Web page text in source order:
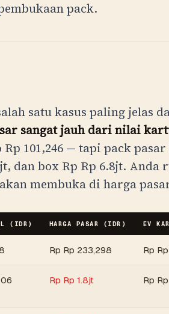
pack.
satu kasus paling jelas
sangat jauh dari nilai
Rp 101,246 — tapi pack
, dan box Rp Rp 6.8jt. Anda
membuka di harga
( IDR ) HARGA PASAR ( IDR ) EV
Rp Rp 233,298 Rp
Rp Rp 1.8jt Rp